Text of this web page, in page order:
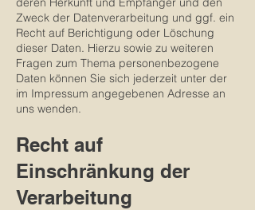
Zweck der Datenverarbeitung und ggf. ein
Recht auf Berichtigung oder Löschung
dieser Daten. Hierzu sowie zu weiteren
Fragen zum Thema personenbezogene
Daten können Sie sich jederzeit unter der
im Impressum angegebenen Adresse an
uns wenden.
Recht auf
Einschränkung der
Verarbeitung